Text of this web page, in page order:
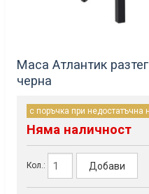
Маса Атлантик
черна
с поръчка при недостатъчна
Няма наличност
Кол.: Добави